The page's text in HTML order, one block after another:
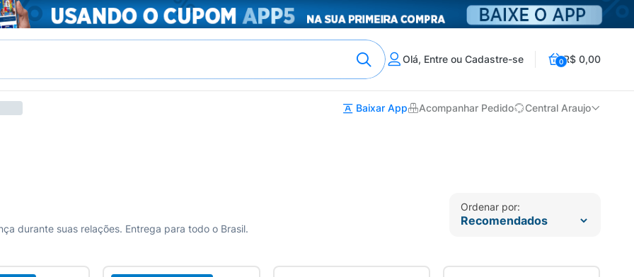
Olá, Entre ou Cadastre-se 0R$ 0,00
Baixar App Acompanhar Pedido Central Araujo
durante suas relações. Entrega para todo o Brasil.
Ordenar por: